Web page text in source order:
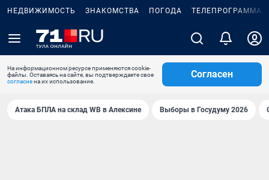
НЕДВИЖИМОСТЬ ЗНАКОМСТВА ПОГОДА ТЕЛЕПРОГРАММА
На информационном ресурсе применяются cookie-
файлы. Оставаясь на сайте, вы подтверждаете свое
согласиена их использование.
Согласен
Атака БПЛА на склад WB в Алексине Выборы в Госудуму 2026